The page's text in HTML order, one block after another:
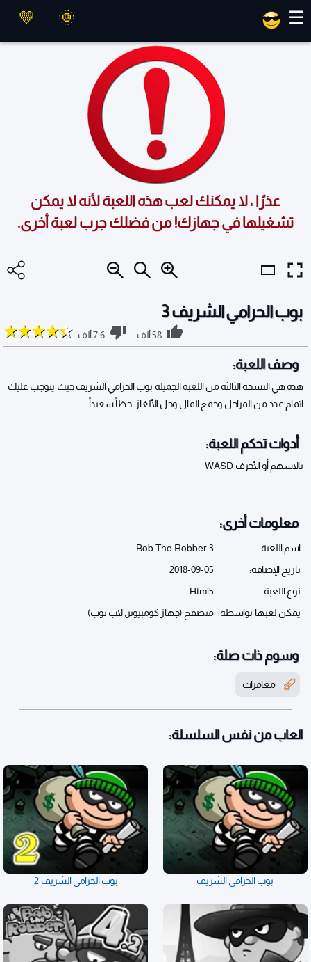
☰
عذرًا ، لا يمكنك لعب هذه اللعبة لأنه لا يمكن
تشغيلها في جهازك! من فضلك جرب لعبة أخرى.
بوب الحرامي الشريف 3
58 ألف 7.6 ألف
وصف اللعبة:
هذه هي النسخة الثالثة من اللعبة الجميلة بوب الحرامي الشريف حيث يتوجب عليك
اتمام عدد من المراحل وجمع المال وحل الألغاز. حظاً سعيداً.
أدوات تحكم اللعبة:
بالاسهم أو الأحرف WASD
معلومات أخرى:
اسم اللعبة:
Bob The Robber 3
تاريخ الإضافة:
2018-09-05
نوع اللعبة:
Html5
يمكن لعبها بواسطة: متصفح (جهاز كومبيوتر, لاب توب)
وسوم ذات صلة:
مغامرات
العاب من نفس السلسلة:
بوب الحرامي الشريف بوب الحرامي الشريف 2